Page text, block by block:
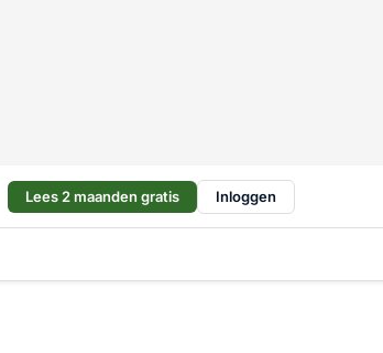
Lees 2 maanden gratis Inloggen